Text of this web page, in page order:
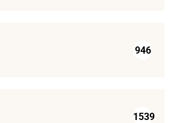
946
1539